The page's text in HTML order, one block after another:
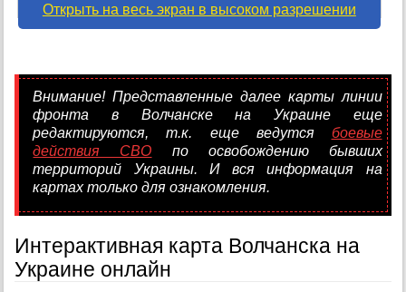
Открыть на весь экран в высоком разрешении
Внимание! Представленные далее карты линии
фронта в Волчанске на Украине еще
редактируются, т.к. еще ведутся боевые
действия СВО по освобождению бывших
территорий Украины. И вся информация на
картах только для ознакомления.
Интерактивная карта Волчанска на
Украине онлайн